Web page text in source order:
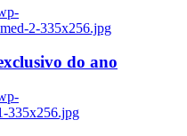
2-335x256.jpg
do ano
335x256.jpg